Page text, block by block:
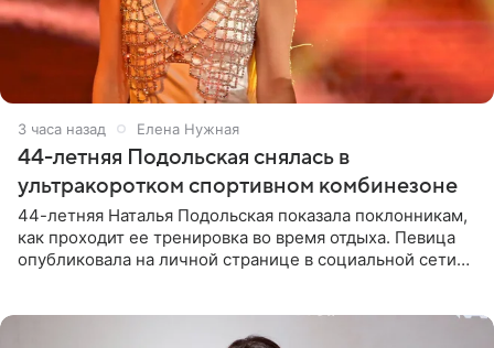
3 часа назад Елена Нужная
44-летняя Подольская снялась в
ультракоротком спортивном комбинезоне
44-летняя Наталья Подольская показала поклонникам,
как проходит ее тренировка во время отдыха. Певица
опубликовала на личной странице в социальной сети